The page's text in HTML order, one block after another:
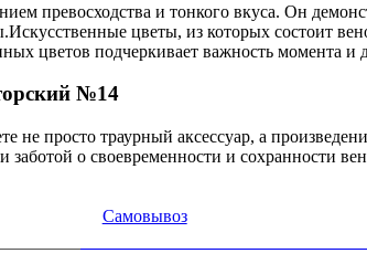
превосходства и тонкого вкуса. Он
цветы, из которых состоит
цветов подчеркивает важность момента и
№14
просто траурный аксессуар, а
заботой о своевременности и сохранности
Самовывоз